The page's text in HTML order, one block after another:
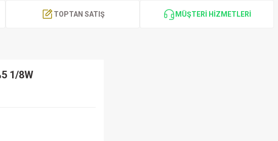
TOPTAN SATIŞ MÜŞTERİ HİZMETLERİ
1/8W